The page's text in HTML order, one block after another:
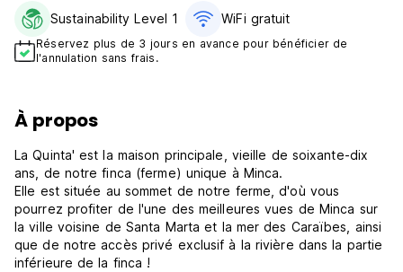
Sustainability Level 1 WiFi gratuit
Réservez plus de 3 jours en avance pour bénéficier de
l'annulation sans frais.
À propos
La Quinta' est la maison principale, vieille de soixante-dix
ans, de notre finca (ferme) unique à Minca.
Elle est située au sommet de notre ferme, d'où vous
pourrez profiter de l'une des meilleures vues de Minca sur
la ville voisine de Santa Marta et la mer des Caraïbes, ainsi
que de notre accès privé exclusif à la rivière dans la partie
inférieure de la finca !